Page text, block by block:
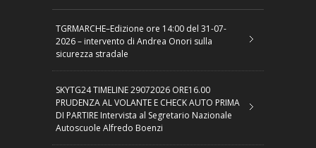
TGRMARCHE–Edizione ore 14:00 del 31-07-
2026 – intervento di Andrea Onori sulla
sicurezza stradale
SKYTG24 TIMELINE 29072026 ORE16.00
PRUDENZA AL VOLANTE E CHECK AUTO PRIMA
DI PARTIRE Intervista al Segretario Nazionale
Autoscuole Alfredo Boenzi